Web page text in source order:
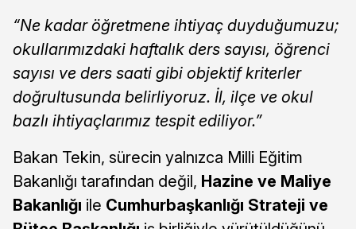
“Ne kadar öğretmene ihtiyaç duyduğumuzu;
okullarımızdaki haftalık ders sayısı, öğrenci
sayısı ve ders saati gibi objektif kriterler
doğrultusunda belirliyoruz. İl, ilçe ve okul
bazlı ihtiyaçlarımız tespit ediliyor.”
Bakan Tekin, sürecin yalnızca Milli Eğitim
Bakanlığı tarafından değil, Hazine ve Maliye
Bakanlığı ile Cumhurbaşkanlığı Strateji ve